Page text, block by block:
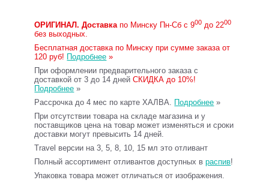
ОРИГИНАЛ. Доставкапо Минску Пн-Сб с 900 до 2200
без выходных.
Бесплатная доставка по Минску при сумме заказа от
120 руб! Подробнее »
При оформлении предварительного заказа с
доставкой от 3 до 14 днейСКИДКА до 10%!
Подробнее »
Рассрочка до 4 мес по карте ХАЛВА. Подробнее »
При отсутствии товара на складе магазина и у
поставщиков цена на товар может изменяться и сроки
доставки могут превысить 14 дней.
Travel версии на 3, 5, 8, 10, 15 мл это отливант
Полный ассортимент отливантов доступных враспив!
Упаковка товара может отличаться от изображения.